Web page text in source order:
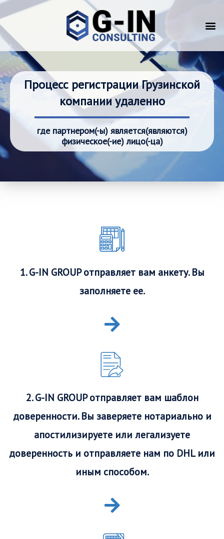
Процесс регистрации Грузинской
компании удаленно
где партнером(-ы) является(являются)
физическое(-ие) лицо(-ца)
1. G-IN GROUP отправляет вам анкету. Вы
заполняете ее.
2. G-IN GROUP отправляет вам шаблон
доверенности. Вы заверяете нотариально и
апостилизируете или легализуете
доверенность и отправляете нам по DHL или
иным способом.